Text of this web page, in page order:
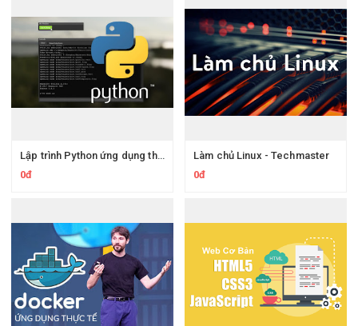
Lập trình Python ứng dụng thực tế
0đ
Làm chủ Linux - Techmaster
0đ